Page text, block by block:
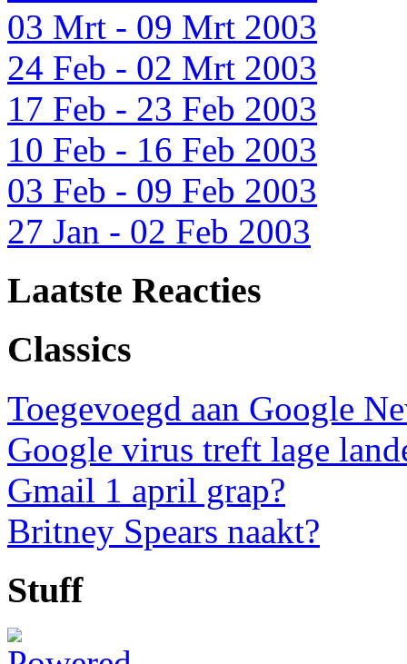
03 Mrt - 09 Mrt 2003
24 Feb - 02 Mrt 2003
17 Feb - 23 Feb 2003
10 Feb - 16 Feb 2003
03 Feb - 09 Feb 2003
27 Jan - 02 Feb 2003
Laatste Reacties
Classics
Toegevoegd aan Google
Google virus treft lage
Gmail 1 april grap?
Britney Spears naakt?
Stuff